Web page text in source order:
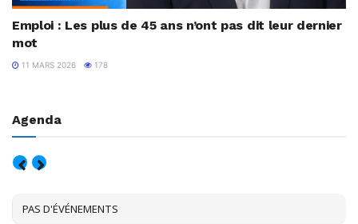
Emploi : Les plus de 45 ans n’ont pas dit leur dernier
mot
11 MARS 2026 178
Agenda
PAS D'ÉVÉNEMENTS